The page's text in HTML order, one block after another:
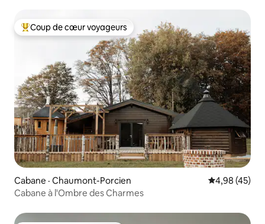
Coup de cœur voyageurs parmi les plus aimés
Coup de cœur voyageurs
Cabane · Chaumont-Porcien Note
4,98 (45)
Cabane à l'Ombre des Charmes